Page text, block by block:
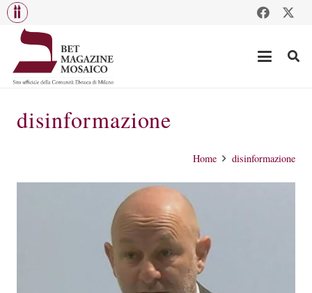
disinformazione
Home disinformazione